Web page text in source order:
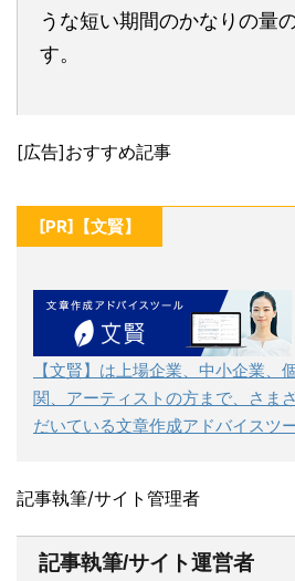
うな短い期間のかなりの量
す。
[広告]おすすめ記事
[PR]【文賢】
【文賢】は上場企業、中小企業、
関、アーティストの方まで、さま
だいている文章作成アドバイスツ
記事執筆/サイト管理者
記事執筆/サイト運営者